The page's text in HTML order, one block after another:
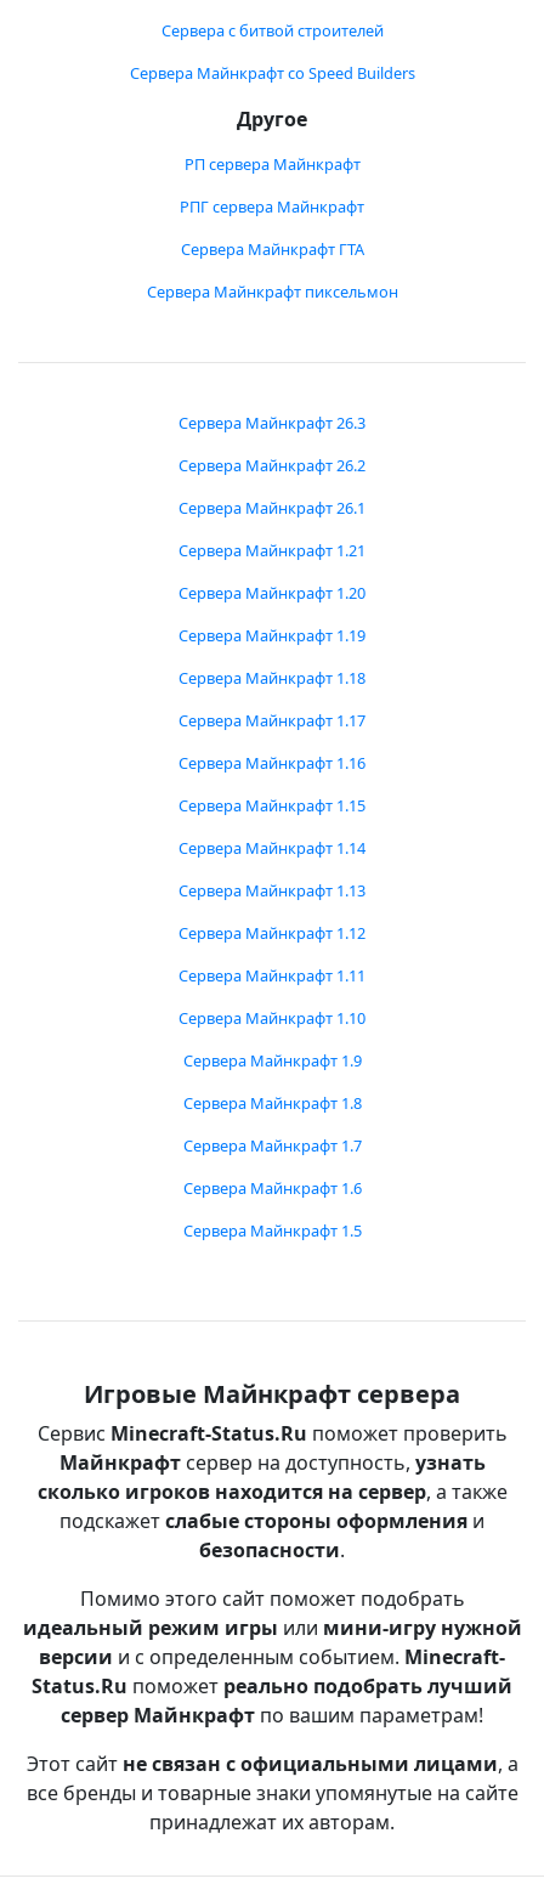
Сервера с битвой строителей
Сервера Майнкрафт со Speed Builders
Другое
РП сервера Майнкрафт
РПГ сервера Майнкрафт
Сервера Майнкрафт ГТА
Сервера Майнкрафт пиксельмон
Сервера Майнкрафт 26.3
Сервера Майнкрафт 26.2
Сервера Майнкрафт 26.1
Сервера Майнкрафт 1.21
Сервера Майнкрафт 1.20
Сервера Майнкрафт 1.19
Сервера Майнкрафт 1.18
Сервера Майнкрафт 1.17
Сервера Майнкрафт 1.16
Сервера Майнкрафт 1.15
Сервера Майнкрафт 1.14
Сервера Майнкрафт 1.13
Сервера Майнкрафт 1.12
Сервера Майнкрафт 1.11
Сервера Майнкрафт 1.10
Сервера Майнкрафт 1.9
Сервера Майнкрафт 1.8
Сервера Майнкрафт 1.7
Сервера Майнкрафт 1.6
Сервера Майнкрафт 1.5
Игровые Майнкрафт сервера
Сервис Minecraft-Status.Ru поможет проверить
Майнкрафтсервер на доступность, узнать
сколько игроков находится на сервер, а также
подскажетслабые стороны оформления и
безопасности.
Помимо этого сайт поможет подобрать
идеальный режим игры или мини-игру нужной
версии и с определенным событием. Minecraft-
Status.Ru поможет реально подобрать лучший
сервер Майнкрафт по вашим параметрам!
Этот сайт не связан с официальными лицами, а
все бренды и товарные знаки упомянутые на сайте
принадлежат их авторам.